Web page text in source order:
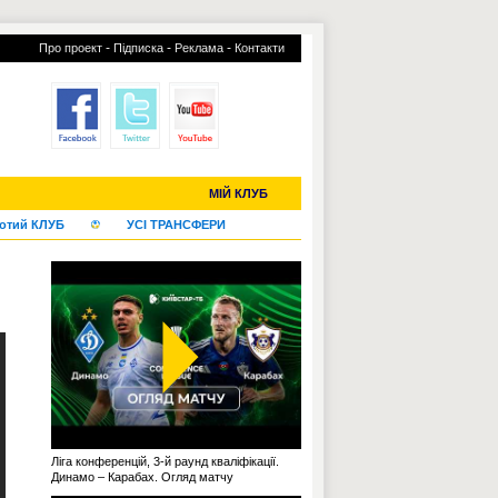
Про проект - Підписка - Реклама - Контакти
МІЙ КЛУБ
КЛУБ УСІ ТРАНСФЕРИ
Ліга конференцій, 3-й раунд кваліфікації.
Динамо – Карабах. Огляд матчу